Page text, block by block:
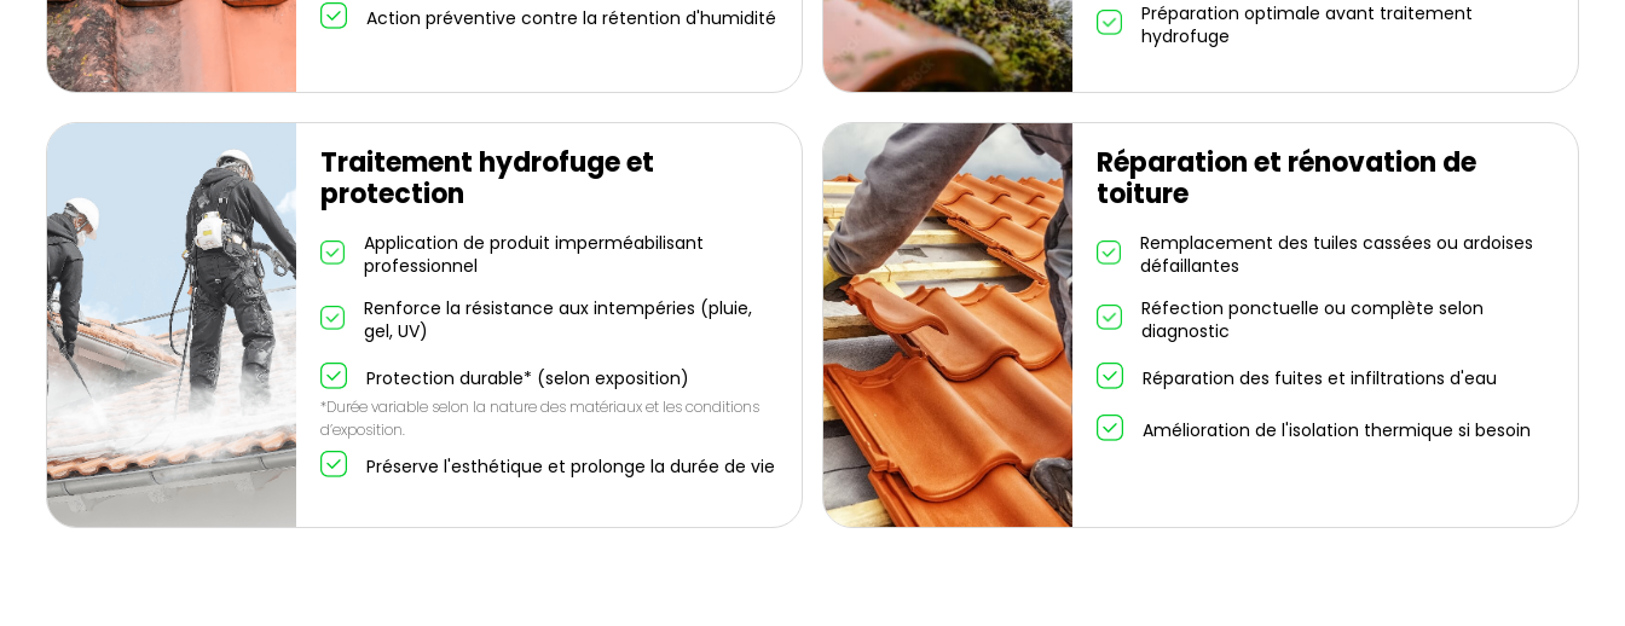
Action préventive contre la rétention d'humidité
Préparation optimale avant traitement
hydrofuge
Traitement hydrofuge et
protection
Application de produit imperméabilisant
professionnel
Renforce la résistance aux intempéries (pluie,
gel, UV)
Protection durable* (selon exposition)
*Durée variable selon la nature des matériaux et les conditions
d’exposition.
Préserve l'esthétique et prolonge la durée de vie
Réparation et rénovation de
toiture
Remplacement des tuiles cassées ou ardoises
défaillantes
Réfection ponctuelle ou complète selon
diagnostic
Réparation des fuites et infiltrations d'eau
Amélioration de l'isolation thermique si besoin